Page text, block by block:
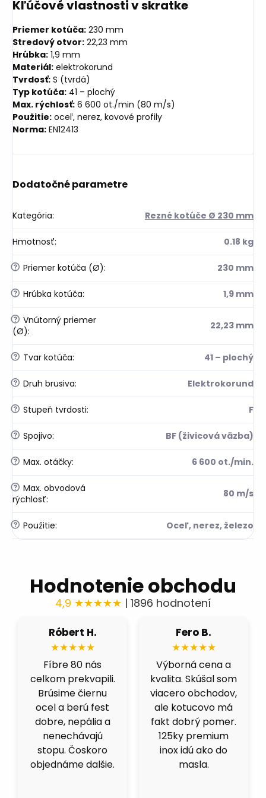
Kľúčové vlastnosti v skratke
Priemer kotúča: 230 mm
Stredový otvor: 22,23 mm
Hrúbka: 1,9 mm
Materiál: elektrokorund
Tvrdosť: S (tvrdá)
Typ kotúča: 41 – plochý
Max. rýchlosť: 6 600 ot./min (80 m/s)
Použitie: oceľ, nerez, kovové profily
Norma: EN12413
Dodatočné parametre
Kategória: Rezné kotúče Ø 230 mm
Hmotnosť: 0.18 kg
? Priemer kotúča (Ø): 230 mm
? Hrúbka kotúča: 1,9 mm
? Vnútorný priemer
(Ø): 22,23 mm
? Tvar kotúča: 41 – plochý
? Druh brusiva: Elektrokorund
? Stupeň tvrdosti: F
? Spojivo: BF (živicová väzba)
? Max. otáčky: 6 600 ot./min.
? Max. obvodová
rýchlosť: 80 m/s
? Použitie: Oceľ, nerez, železo
Hodnotenie obchodu
4,9 ★★★★★ | 1896 hodnotení
Róbert H.
★★★★★
Fíbre 80 nás
celkom prekvapili.
Brúsime čiernu
ocel a berú fest
dobre, nepália a
nenechávajú
stopu. Čoskoro
objednáme dalšie.
Fero B.
★★★★★
Výborná cena a
kvalita. Skúšal som
viacero obchodov,
ale kotucovo má
fakt dobrý pomer.
125ky premium
inox idú ako do
masla.